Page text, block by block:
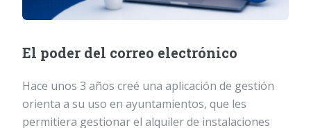
El poder del correo electrónico
Hace unos 3 años creé una aplicación de gestión
orienta a su uso en ayuntamientos, que les
permitiera gestionar el alquiler de instalaciones